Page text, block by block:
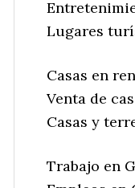
Lugares
Casas en
Venta de
Casas y
Trabajo en